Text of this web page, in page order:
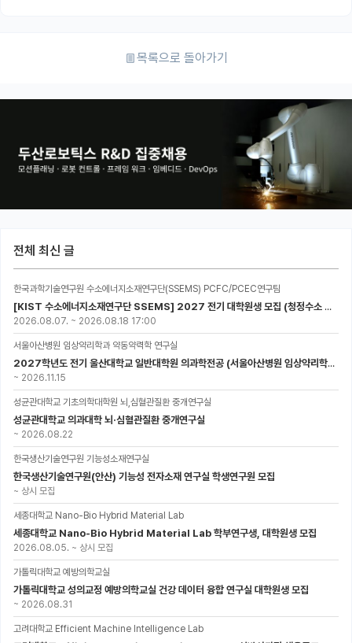
목록으로 돌아가기
전체 최신 글
한국과학기술연구원 수소에너지소재연구단(SSEMS) PCFC/PCEC연구팀
[KIST 수소에너지소재연구단 SSEMS] 2027 전기 대학원생 모집 (청정수소 생산/활용을 위한 프로톤 세라믹 전지)
2026.08.07. ~ 2026.08.18 17:00
서울아산병원 임상약리학과 약동약력학 연구실
2027학년도 전기 울산대학교 일반대학원 의과학전공 (서울아산병원 임상약리학과 약동약력학 연구실) 대학원생 모집공고
~ 2026.11.15
성균관대학교 기초의학대학원 뇌,심혈관질환 중개연구실
성균관대학교 의과대학 뇌·심혈관질환 중개연구실
~ 2026.08.22
한국생산기술연구원 기능성소재연구실
한국생산기술연구원(안산) 기능성 전자소재 연구실 학생연구원 모집
~ 상시 모집
세종대학교 Nano-Bio Hybrid Material Lab
세종대학교 Nano-Bio Hybrid Material Lab 학부연구생, 대학원생 모집
2026.08.05. ~ 상시 모집
가톨릭대학교 예방의학교실
가톨릭대학교 성의교정 예방의학교실 건강 데이터 융합 연구실 대학원생 모집
~ 2026.08.31
고려대학교 Efficient Machine Intelligence Lab